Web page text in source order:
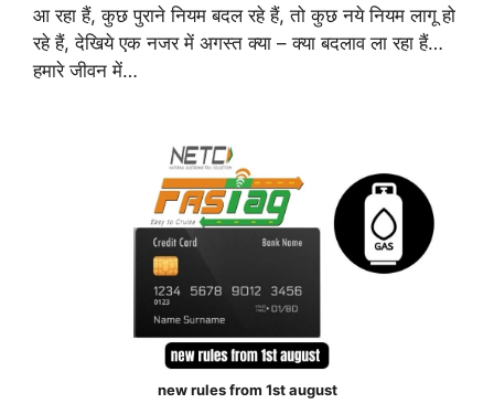
आ रहा हैं, कुछ पुराने नियम बदल रहे हैं, तो कुछ नये नियम लागू हो
रहे हैं, देखिये एक नजर में अगस्त क्या – क्या बदलाव ला रहा हैं…
हमारे जीवन में…
new rules from 1st august